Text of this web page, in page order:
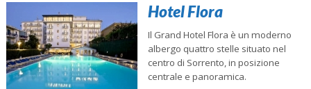
Hotel Flora
Il Grand Hotel Flora è un moderno
albergo quattro stelle situato nel
centro di Sorrento, in posizione
centrale e panoramica.